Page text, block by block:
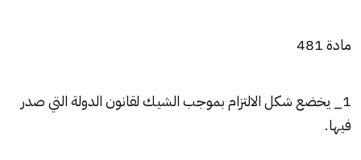
مادة 481
1_ يخضع شكل الالتزام بموجب الشيك لقانون الدولة التي صدر
فيها.